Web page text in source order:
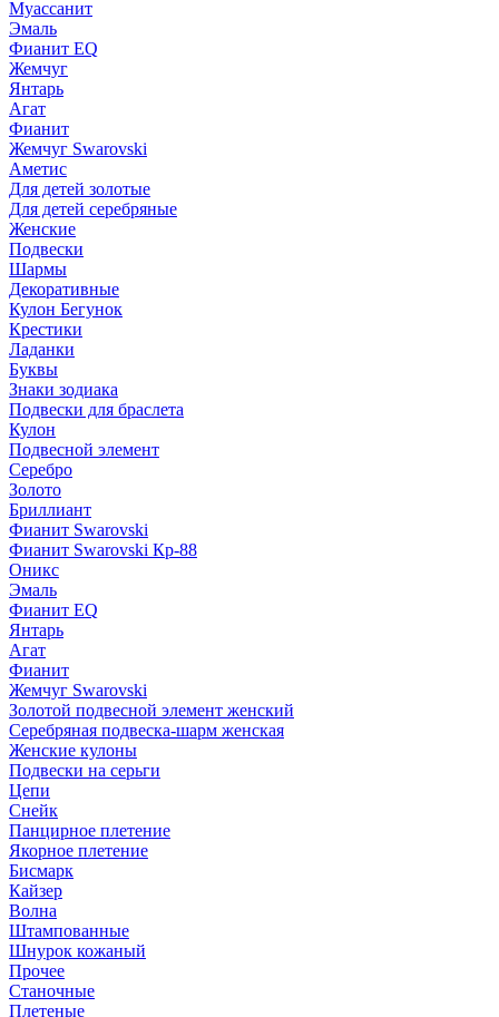
Муассанит
Эмаль
Фианит EQ
Жемчуг
Янтарь
Агат
Фианит
Жемчуг Swarovski
Аметис
Для детей золотые
Для детей серебряные
Женские
Подвески
Шармы
Декоративные
Кулон Бегунок
Крестики
Ладанки
Буквы
Знаки зодиака
Подвески для браслета
Кулон
Подвесной элемент
Серебро
Золото
Бриллиант
Фианит Swarovski
Фианит Swarovski Кр-88
Оникс
Эмаль
Фианит EQ
Янтарь
Агат
Фианит
Жемчуг Swarovski
Золотой подвесной элемент женcкий
Серебряная подвеска-шарм женская
Женские кулоны
Подвески на серьги
Цепи
Снейк
Панцирное плетение
Якорное плетение
Бисмарк
Кайзер
Волна
Штампованные
Шнурок кожаный
Прочее
Станочные
Плетеные